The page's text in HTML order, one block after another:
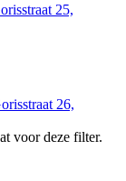
25,
26,
voor deze filter.